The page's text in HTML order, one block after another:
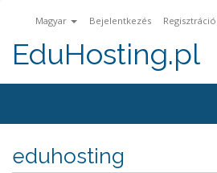
Magyar Bejelentkezés Regisztráció
EduHosting.pl
eduhosting